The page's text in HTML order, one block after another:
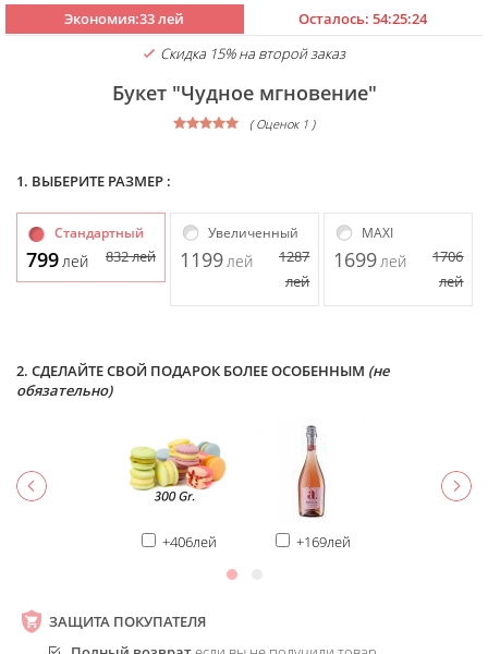
Экономия:33 лей Осталось:54:25:23
Скидка 15% на второй заказ
Букет "Чудное мгновение"
( Оценок 1 )
1. ВЫБЕРИТЕ РАЗМЕР :
Стандартный
799 лей 832лей
Увеличенный
1199 лей
1287
лей
MAXI
1699 лей
1706
лей
2. СДЕЛАЙТЕ СВОЙ ПОДАРОК БОЛЕЕ ОСОБЕННЫМ (не
обязательно)
+406лей +169лей
ЗАЩИТА ПОКУПАТЕЛЯ